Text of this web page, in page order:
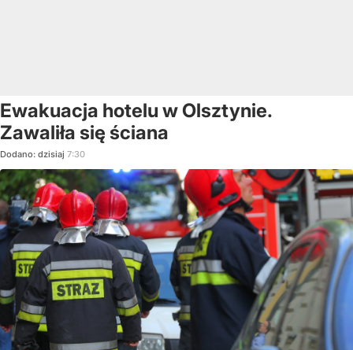
Ewakuacja hotelu w Olsztynie.
Zawaliła się ściana
Dodano: dzisiaj 7:30